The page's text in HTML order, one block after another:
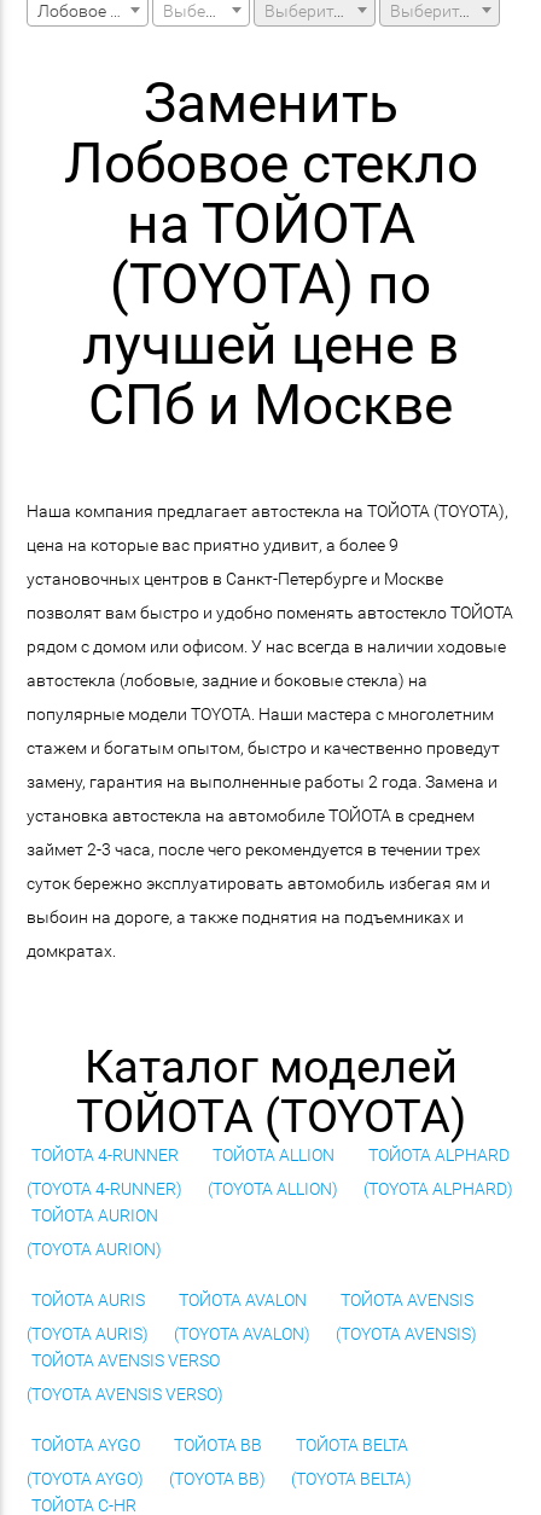
Выберите модель машины Выберите модификацию
Заменить
Лобовое стекло
на ТОЙОТА
(TOYOTA) по
лучшей цене в
СПб и Москве
Наша компания предлагает автостекла на ТОЙОТА (TOYOTA),
цена на которые вас приятно удивит, а более 9
установочных центров в Санкт-Петербурге и Москве
позволят вам быстро и удобно поменять автостекло ТОЙОТА
рядом с домом или офисом. У нас всегда в наличии ходовые
автостекла (лобовые, задние и боковые стекла) на
популярные модели TOYOTA. Наши мастера с многолетним
стажем и богатым опытом, быстро и качественно проведут
замену, гарантия на выполненные работы 2 года. Замена и
установка автостекла на автомобиле ТОЙОТА в среднем
займет 2-3 часа, после чего рекомендуется в течении трех
суток бережно эксплуатировать автомобиль избегая ям и
выбоин на дороге, а также поднятия на подъемниках и
домкратах.
Каталог моделей
ТОЙОТА (TOYOTA)
ТОЙОТА 4-RUNNER
(TOYOTA 4-RUNNER)
ТОЙОТА ALLION
(TOYOTA ALLION)
ТОЙОТА ALPHARD
(TOYOTA ALPHARD)
ТОЙОТА AURION
(TOYOTA AURION)
ТОЙОТА AURIS
(TOYOTA AURIS)
ТОЙОТА AVALON
(TOYOTA AVALON)
ТОЙОТА AVENSIS
(TOYOTA AVENSIS)
ТОЙОТА AVENSIS VERSO
(TOYOTA AVENSIS VERSO)
ТОЙОТА AYGO
(TOYOTA AYGO)
ТОЙОТА BB
(TOYOTA BB)
ТОЙОТА BELTA
(TOYOTA BELTA)
ТОЙОТА C-HR